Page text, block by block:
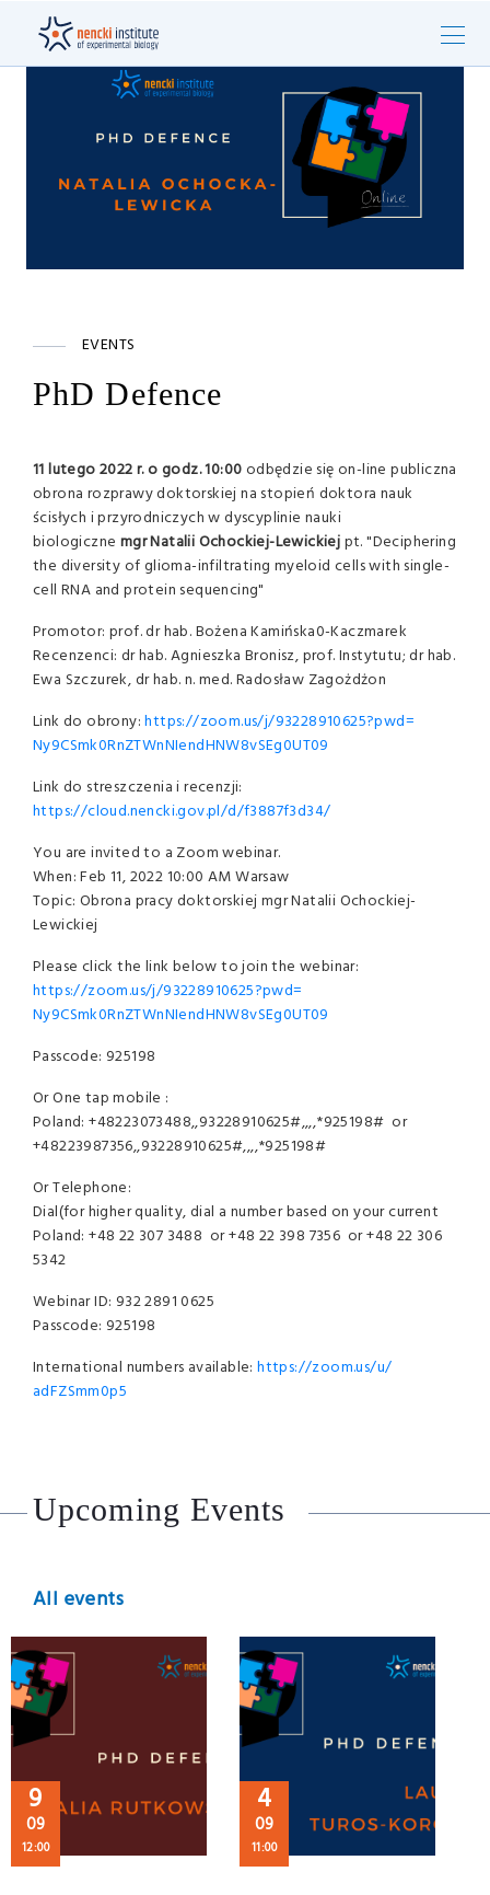
EVENTS
PhD Defence
11 lutego 2022 r. o godz. 10:00odbędzie się on-line publiczna
obrona rozprawy doktorskiej na stopień doktora nauk
ścisłych i przyrodniczych w dyscyplinie nauki
biologiczne mgr Natalii Ochockiej-Lewickiejpt. "Deciphering
the diversity of glioma-infiltrating myeloid cells with single-
cell RNA and protein sequencing"
Promotor: prof. dr hab. Bożena Kamińska0-Kaczmarek
Recenzenci: dr hab. Agnieszka Bronisz, prof. Instytutu; dr hab.
Ewa Szczurek, dr hab. n. med. Radosław Zagożdżon
Link do obrony:https://zoom.us/j/93228910625?pwd=
Ny9CSmk0RnZTWnNIendHNW8vSEg0UT09
Link do streszczenia i recenzji:
https://cloud.nencki.gov.pl/d/f3887f3d34/
You are invited to a Zoom webinar.
When: Feb 11, 2022 10:00 AM Warsaw
Topic: Obrona pracy doktorskiej mgr Natalii Ochockiej-
Lewickiej
Please click the link below to join the webinar:
https://zoom.us/j/93228910625?pwd=
Ny9CSmk0RnZTWnNIendHNW8vSEg0UT09
Passcode: 925198
Or One tap mobile :
Poland: +48223073488,,93228910625#,,,,*925198# or
+48223987356,,93228910625#,,,,*925198#
Or Telephone:
Dial(for higher quality, dial a number based onyour current
Poland: +48 22 307 3488 or+48 22 398 7356 or +48 22 306
5342
Webinar ID: 932 2891 0625
Passcode: 925198
International numbers available:https://zoom.us/u/
adFZSmm0p5
Upcoming Events
All events
9
09
12:00
4
09
11:00